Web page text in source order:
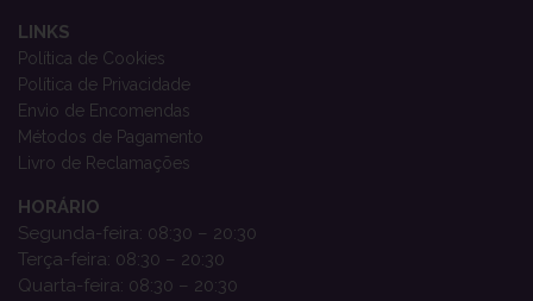
LINKS
Política de Cookies
Política de Privacidade
Envio de Encomendas
Métodos de Pagamento
Livro de Reclamações
HORÁRIO
Segunda-feira: 08:30 – 20:30
Terça-feira: 08:30 – 20:30
Quarta-feira: 08:30 – 20:30